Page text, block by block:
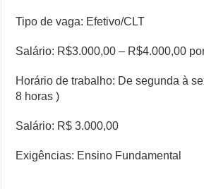
Tipo de vaga: Efetivo/CLT
Salário: R$3.000,00 – R$4.000,00
Horário de trabalho: De segunda à
8 horas )
Salário: R$ 3.000,00
Exigências: Ensino Fundamental